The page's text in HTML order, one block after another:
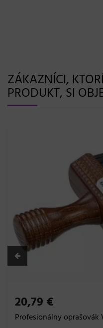
ZÁKAZNÍCI,
PRODUKT, SI
WILLIAM Sibel